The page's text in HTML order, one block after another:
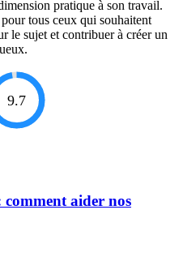
pratique à son travail.
tous ceux qui souhaitent
le sujet et contribuer à créer un
9.7
comment aider nos